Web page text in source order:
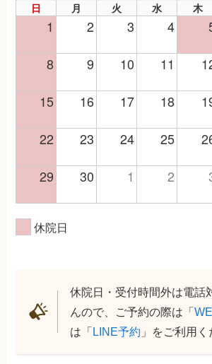
日 月 火 水 木
1 2 3 4
8 9 10 11
15 16 17 18
22 23 24 25
29 30 1 2
休院日
休院日・受付時間外は電話
んので、ご予約の際は「
は「LINE予約 」をご利用